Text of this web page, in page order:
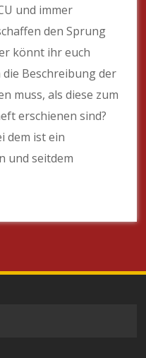
und immer
den Sprung
könnt ihr euch
Beschreibung der
muss, als diese zum
erschienen sind?
dem ist ein
und seitdem